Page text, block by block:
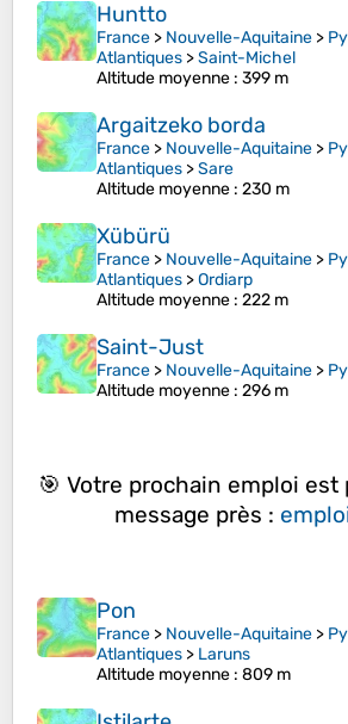
Huntto
France > Nouvelle-Aquitaine >
Atlantiques >Saint-Michel
Altitude moyenne : 399 m
Argaitzeko borda
France > Nouvelle-Aquitaine >
Atlantiques >Sare
Altitude moyenne : 230 m
Xübürü
France > Nouvelle-Aquitaine >
Atlantiques >Ordiarp
Altitude moyenne : 222 m
Saint-Just
France > Nouvelle-Aquitaine >
Altitude moyenne : 296 m
🎯 Votre prochain emploi
message près :
Pon
France > Nouvelle-Aquitaine >
Atlantiques > Laruns
Altitude moyenne : 809 m